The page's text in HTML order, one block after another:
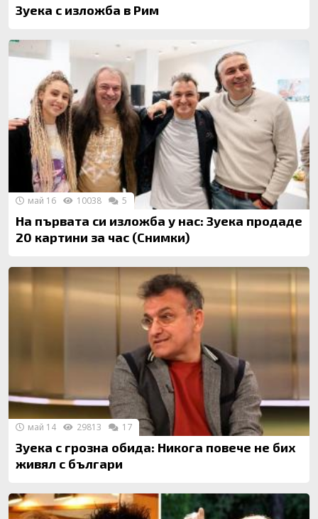
Зуека с изложба в Рим
На първата си изложба у нас: Зуека продаде
20 картини за час (Снимки)
май 16 10038 5
Зуека с грозна обида: Никога повече не бих
живял с българи
май 14 29813 17